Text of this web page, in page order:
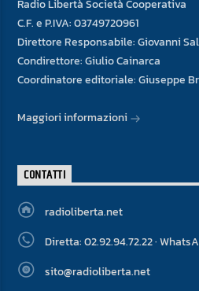
Radio Libertà Società Cooperativa
C.F. e P.IVA: 03749720961
Direttore Responsabile: Giovanni
Condirettore: Giulio Cainarca
Coordinatore editoriale: Giuseppe
Maggiori informazioni
CONTATTI
radioliberta.net
Diretta: 02.92.94.72.22 ·
sito@radioliberta.net